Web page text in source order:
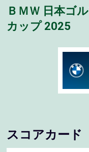
ＢＭＷ 日本ゴ
カップ 2025
スコアカード